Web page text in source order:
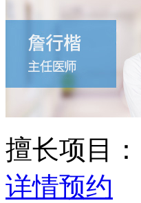
擅长项目：
详情预约